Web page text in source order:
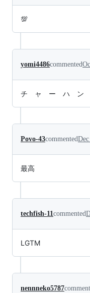
💯
yomi4486commented
チ ャ ー ハ ン
Povo-43commented
最高
techfish-11commented
LGTM
nennneko5787